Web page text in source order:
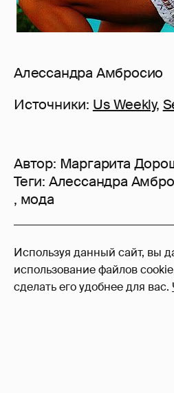
Используя данный сайт, вы
использование файлов
сделать его удобнее для вас.
Алессандра Амбросио
Источники: Us Weekly,
Автор: Маргарита
Теги: Алессандра
, мода
23
Войдите в аккаунт,
оставлять комментарии